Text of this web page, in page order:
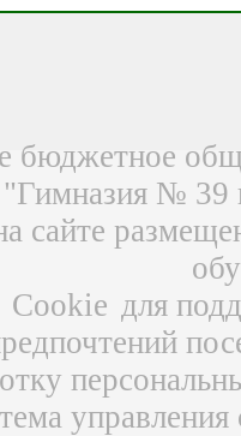
"Гимназия №
сайте
Cookie для